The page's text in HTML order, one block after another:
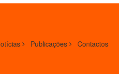
Publicações Contactos